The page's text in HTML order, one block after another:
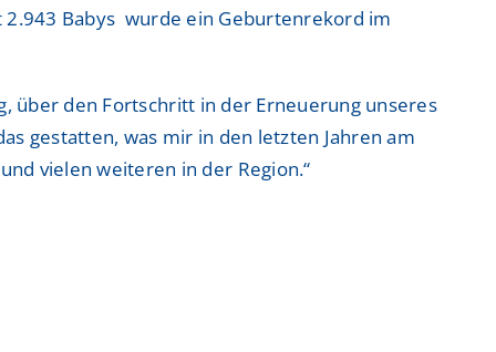
Babys wurde ein Geburtenrekord im
über den Fortschritt in der Erneuerung unseres
gestatten, was mir in den letzten Jahren am
vielen weiteren in der Region.“